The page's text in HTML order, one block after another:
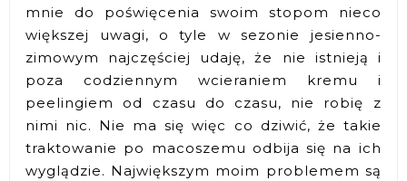
mnie do poświęcenia swoim stopom nieco
większej uwagi, o tyle w sezonie jesienno-
zimowym najczęściej udaję, że nie istnieją i
poza codziennym wcieraniem kremu i
peelingiem od czasu do czasu, nie robię z
nimi nic. Nie ma się więc co dziwić, że takie
traktowanie po macoszemu odbija się na ich
wyglądzie. Największym moim problemem są